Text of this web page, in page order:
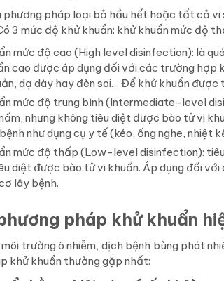
phương pháp loại bỏ hầu hết hoặc tất cả
3 mức độ khử khuẩn: khử khuẩn mức độ
mức độ cao (High level disinfection): là
cao được áp dụng đối với các trường hợp
dạ dày hay đèn soi… Để khử khuẩn
mức độ trung bình (Intermediate-level
nhưng không tiêu diệt được bào tử vi
như dụng cụ y tế (kéo, ống nghe,
mức độ thấp (Low-level disinfection):
diệt được bào tử vi khuẩn. Áp dụng đối
lây bệnh.
pháp khử khuẩn
trường ô nhiễm, dịch bệnh bùng phát
khử khuẩn thường gặp nhất: